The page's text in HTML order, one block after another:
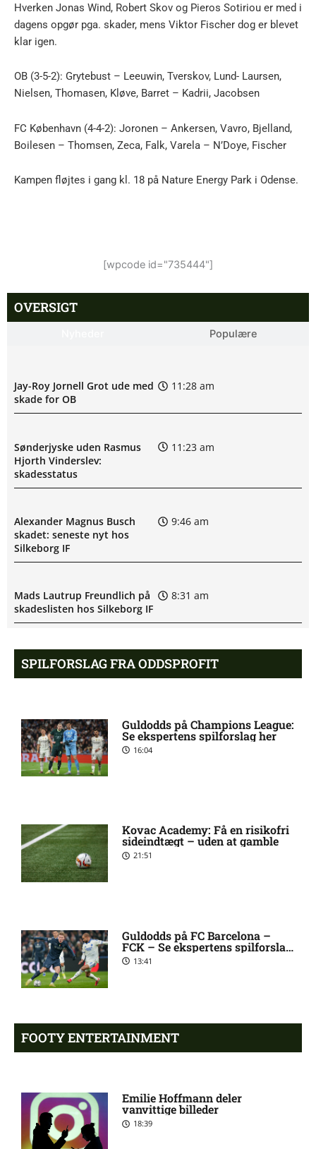
Hverken Jonas Wind, Robert Skov og Pieros Sotiriou er med i
dagens opgør pga. skader, mens Viktor Fischer dog er blevet
klar igen.
OB (3-5-2): Grytebust – Leeuwin, Tverskov, Lund- Laursen,
Nielsen, Thomasen, Kløve, Barret – Kadrii, Jacobsen
FC København (4-4-2): Joronen – Ankersen, Vavro, Bjelland,
Boilesen – Thomsen, Zeca, Falk, Varela – N’Doye, Fischer
Kampen fløjtes i gang kl. 18 på Nature Energy Park i Odense.
[wpcode id="735444"]
OVERSIGT
Populære
Jay-Roy Jornell Grot ude med
skade for OB
11:28 am
Sønderjyske uden Rasmus
Hjorth Vinderslev:
skadesstatus
11:23 am
Alexander Magnus Busch
skadet: seneste nyt hos
Silkeborg IF
9:46 am
Mads Lautrup Freundlich på
skadeslisten hos Silkeborg IF
8:31 am
Skadesnyt: Warren Caddy
ude for Randers FC
8:17 am
Status på Paul Izzo hos
Randers FC
6:38 am
Superligaen – AC Horsens
[2026/08/09]
Superligaen – Randers FC
karantæner [2026/08/09]
1. Division – Hvidovre IF mod
Tim Freriks (Viborg FF):
9:11 pm
Yonis Njoh ude: seneste nyt
hos Viborg FF
8:17 pm
SPILFORSLAG FRA ODDSPROFIT
Guldodds på Champions League:
Se ekspertens spilforslag her
16:04
Kovac Academy: Få en risikofri
sideindtægt – uden at gamble
21:51
Guldodds på FC Barcelona –
FCK – Se ekspertens spilforslag
her13:41
FOOTY ENTERTAINMENT
Emilie Hoffmann deler
vanvittige billeder
18:39